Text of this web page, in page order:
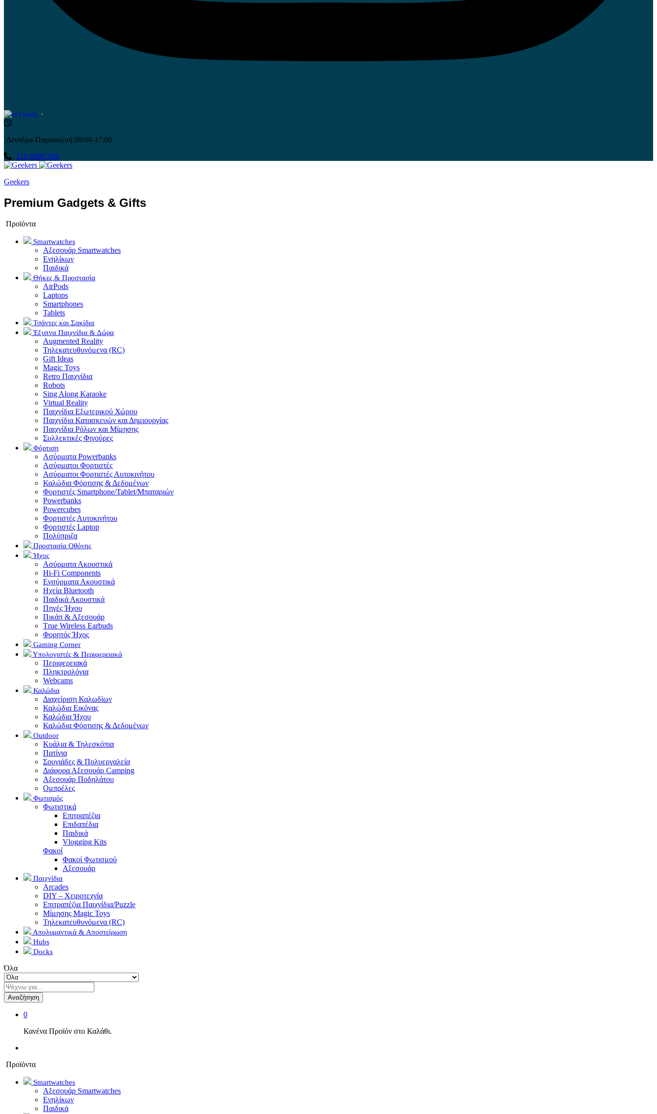
Greek ▼
Δευτέρα-Παρασκευή 09:00-17:00
210 6000 456
Geekers
Premium Gadgets & Gifts
Προϊόντα
Smartwatches
Αξεσουάρ Smartwatches
Ενηλίκων
Παιδικά
Θήκες & Προστασία
AirPods
Laptops
Smartphones
Tablets
Τσάντες και Σακίδια
Έξυπνα Παιχνίδια & Δώρα
Augmented Reality
Τηλεκατευθυνόμενα (RC)
Gift Ideas
Magic Toys
Retro Παιχνίδια
Robots
Sing Along Karaoke
Virtual Reality
Παιχνίδια Εξωτερικού Χώρου
Παιχνίδια Κατασκευών και Δημιουργίας
Παιχνίδια Ρόλων και Μίμησης
Συλλεκτικές Φιγούρες
Φόρτιση
Ασύρματα Powerbanks
Aσύρματοι Φορτιστές
Ασύρματοι Φορτιστές Αυτοκινήτου
Καλώδια Φόρτισης & Δεδομένων
Φορτιστές Smartphone/Tablet/Μπαταριών
Powerbanks
Powercubes
Φορτιστές Αυτοκινήτου
Φορτιστές Laptop
Πολύπριζα
Προστασία Οθόνης
Ήχος
Ασύρματα Ακουστικά
Hi-Fi Components
Ενσύρματα Ακουστικά
Ηχεία Bluetooth
Παιδικά Ακουστικά
Πηγές Ήχου
Πικάπ & Αξεσουάρ
Τrue Wireless Earbuds
Φορητός Ήχος
Gaming Corner
Υπολογιστές & Περιφερειακά
Περιφερειακά
Πληκτρολόγια
Webcams
Καλώδια
Διαχείριση Καλωδίων
Καλώδια Εικόνας
Καλώδια Ήχου
Καλώδια Φόρτισης & Δεδομένων
Outdoor
Κυάλια & Τηλεσκόπια
Πατίνια
Σουγιάδες & Πολυεργαλεία
Διάφορα Αξεσουάρ Camping
Αξεσουάρ Ποδηλάτου
Ομπρέλες
Φωτισμός
Φωτιστικά
Επιτραπέζια
Επιδαπέδια
Παιδικά
Vlogging Kits
Φακοί
Φακοί Φωτισμού
Αξεσουάρ
Παιχνίδια
Arcades
DIY – Χειροτεχνία
Επιτραπέζια Παιχνίδια/Puzzle
Μίμησης Magic Toys
Τηλεκατευθυνόμενα (RC)
Απολυμαντικά & Αποστείρωση
Hubs
Docks
Όλα
Αναζήτηση
0
Κανένα Προϊόν στο Καλάθι.
Προϊόντα
Smartwatches
Αξεσουάρ Smartwatches
Ενηλίκων
Παιδικά